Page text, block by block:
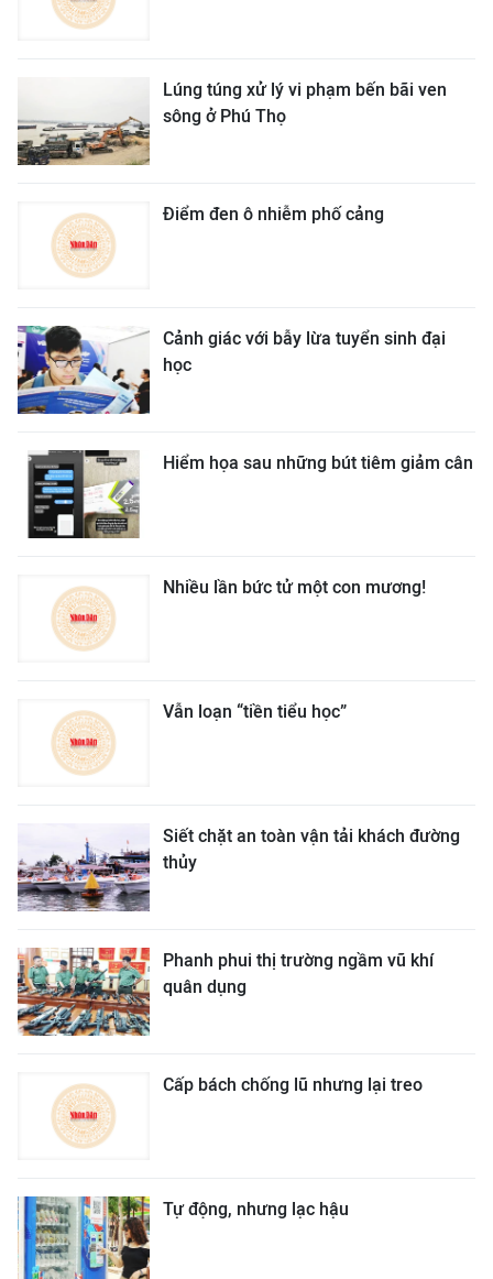
Lúng túng xử lý vi phạm bến bãi ven
sông ở Phú Thọ
Điểm đen ô nhiễm phố cảng
Cảnh giác với bẫy lừa tuyển sinh đại
học
Hiểm họa sau những bút tiêm giảm cân
Nhiều lần bức tử một con mương!
Vẫn loạn “tiền tiểu học”
Siết chặt an toàn vận tải khách đường
thủy
Phanh phui thị trường ngầm vũ khí
quân dụng
Cấp bách chống lũ nhưng lại treo
Tự động, nhưng lạc hậu